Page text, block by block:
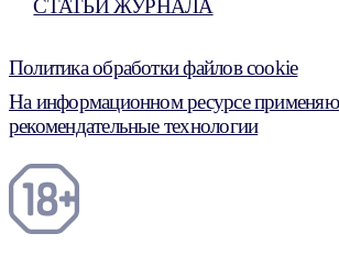
СТАТЬИ ЖУРНАЛА
Политика обработки файлов cookie
На информационном ресурсе
рекомендательные технологии